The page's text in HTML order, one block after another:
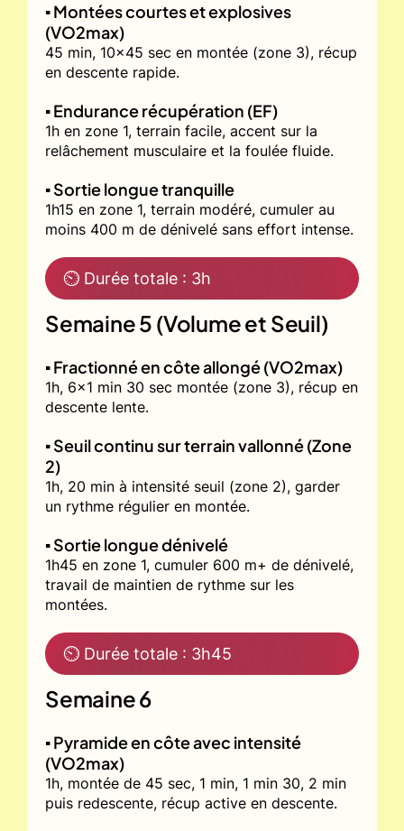
▪️ Montées courtes et explosives
(VO2max)
45 min, 10x45 sec en montée (zone 3), récup
en descente rapide.
▪️ Endurance récupération (EF)
1h en zone 1, terrain facile, accent sur la
relâchement musculaire et la foulée fluide.
▪️ Sortie longue tranquille
1h15 en zone 1, terrain modéré, cumuler au
moins 400 m de dénivelé sans effort intense.
⏲ Durée totale : 3h
Semaine 5 (Volume et Seuil)
▪️ Fractionné en côte allongé (VO2max)
1h, 6x1 min 30 sec montée (zone 3), récup en
descente lente.
▪️ Seuil continu sur terrain vallonné (Zone
2)
1h, 20 min à intensité seuil (zone 2), garder
un rythme régulier en montée.
▪️ Sortie longue dénivelé
1h45 en zone 1, cumuler 600 m+ de dénivelé,
travail de maintien de rythme sur les
montées.
⏲ Durée totale : 3h45
Semaine 6
▪️ Pyramide en côte avec intensité
(VO2max)
1h, montée de 45 sec, 1 min, 1 min 30, 2 min
puis redescente, récup active en descente.